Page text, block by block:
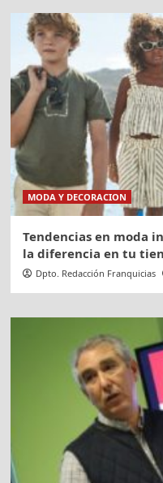
MODA Y DECORACION
Tendencias en moda
la diferencia en tu
Dpto. Redacción Franquicias